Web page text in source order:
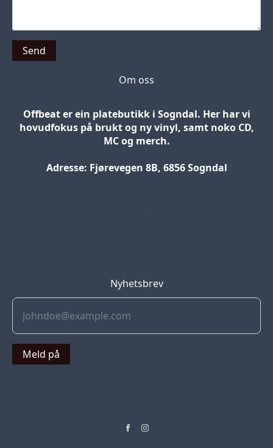
Send
Om oss
Offbeat er ein platebutikk i Sogndal. Her har vi
hovudfokus på brukt og ny vinyl, samt noko CD,
MC og merch.
Adresse: Fjørevegen 8B, 6856 Sogndal
Nyhetsbrev
Meld på